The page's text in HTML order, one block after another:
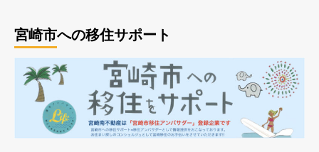
宮崎市への移住サポート